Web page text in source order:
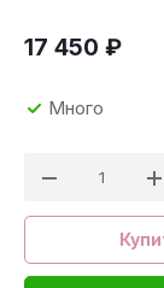
17 450 ₽
Много